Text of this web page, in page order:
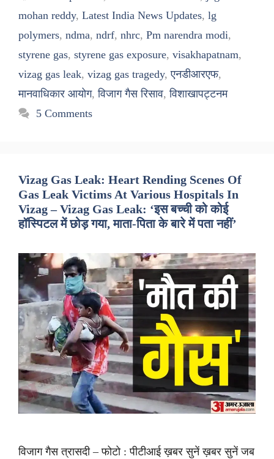
mohan reddy, Latest India News Updates, lg
polymers, ndma, ndrf, nhrc, Pm narendra modi,
styrene gas, styrene gas exposure, visakhapatnam,
vizag gas leak, vizag gas tragedy,एनडीआरएफ,
मानवाधिकार आयोग,विजाग गैस रिसाव,विशाखापट्टनम
5 Comments
Vizag Gas Leak: Heart Rending Scenes Of
Gas Leak Victims At Various Hospitals In
Vizag – Vizag Gas Leak: ‘इस बच्ची को कोई
हॉस्पिटल में छोड़ गया, माता-पिता के बारे में पता नहीं’
विजाग गैस त्रासदी – फोटो : पीटीआई ख़बर सुनें ख़बर सुनें जब